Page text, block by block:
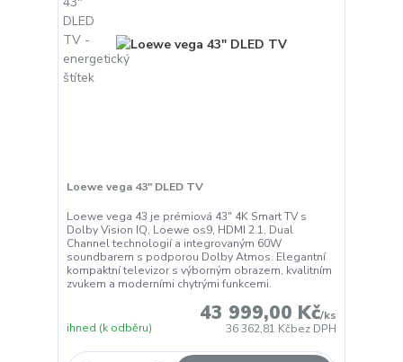
Loewe vega 43" DLED TV
Loewe vega 43 je prémiová 43" 4K Smart TV s
Dolby Vision IQ, Loewe os9, HDMI 2.1, Dual
Channel technologií a integrovaným 60W
soundbarem s podporou Dolby Atmos. Elegantní
kompaktní televizor s výborným obrazem, kvalitním
zvukem a moderními chytrými funkcemi.
43 999,00 Kč/ks
36 362,81 Kčbez DPH
ihned (k odběru)